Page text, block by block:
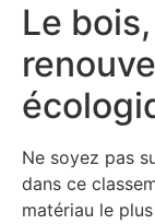
Le
Ne soyez pas
dans ce
matériau le